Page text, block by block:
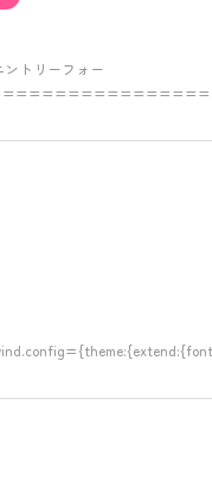
ントリーフォー